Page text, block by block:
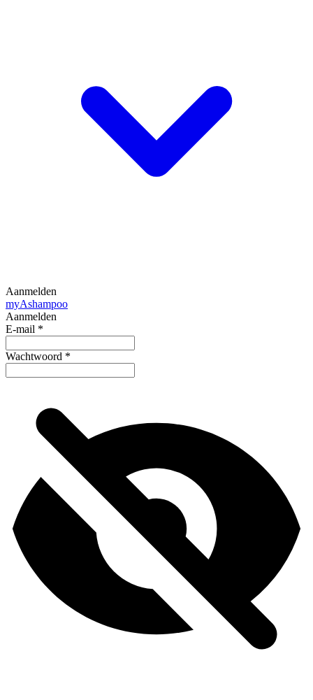
Aanmelden
myAshampoo
Aanmelden
E-mail *
Wachtwoord *